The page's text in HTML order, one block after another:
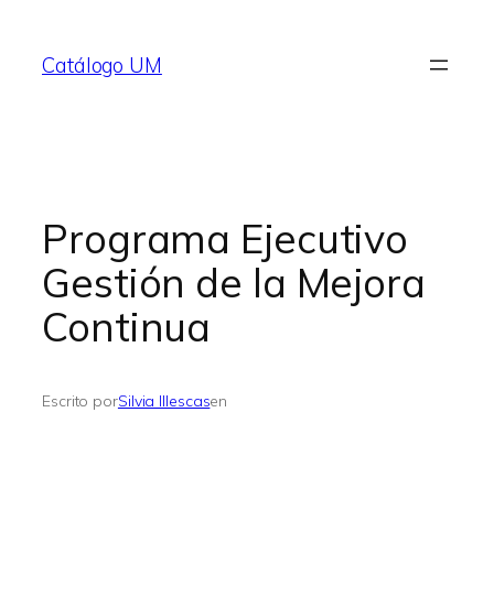
contenido
Catálogo UM
Programa Ejecutivo
Gestión de la Mejora
Continua
Escrito porSilvia Illescasen